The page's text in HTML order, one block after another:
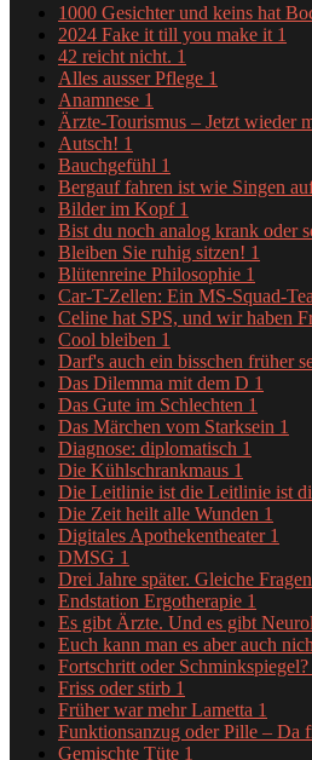
1000 Gesichter und keins hat
2024 Fake it till you make it 1
42 reicht nicht. 1
Alles ausser Pflege 1
Anamnese 1
Ärzte-Tourismus – Jetzt wieder
Autsch! 1
Bauchgefühl 1
Bergauf fahren ist wie Singen
Bilder im Kopf 1
Bist du noch analog krank oder
Bleiben Sie ruhig sitzen! 1
Blütenreine Philosophie 1
Car-T-Zellen: Ein MS-Squad-
Celine hat SPS, und wir haben
Cool bleiben 1
Darf's auch ein bisschen früher
Das Dilemma mit dem D 1
Das Gute im Schlechten 1
Das Märchen vom Starksein 1
Diagnose: diplomatisch 1
Die Kühlschrankmaus 1
Die Leitlinie ist die Leitlinie ist
Die Zeit heilt alle Wunden 1
Digitales Apothekentheater 1
DMSG 1
Drei Jahre später. Gleiche
Endstation Ergotherapie 1
Es gibt Ärzte. Und es gibt
Euch kann man es aber auch
Fortschritt oder Schminkspiegel?
Friss oder stirb 1
Früher war mehr Lametta 1
Funktionsanzug oder Pille – Da
Gemischte Tüte 1